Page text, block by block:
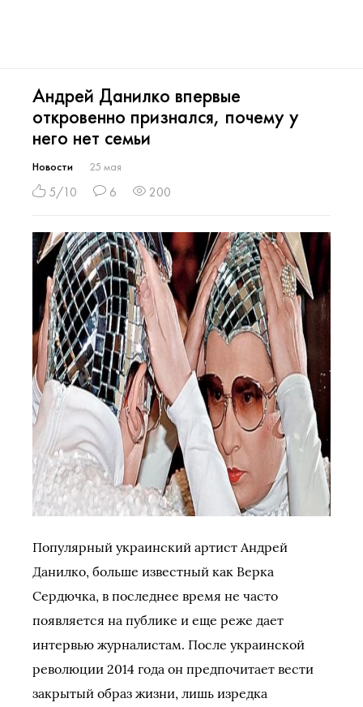
Андрей Данилко впервые
откровенно признался, почему у
него нет семьи
Новости 25 мая
5/10 6 200
Популярный украинский артист Андрей
Данилко, больше известный как Верка
Сердючка, в последнее время не часто
появляется на публике и еще реже дает
интервью журналистам. После украинской
революции 2014 года он предпочитает вести
закрытый образ жизни, лишь изредка